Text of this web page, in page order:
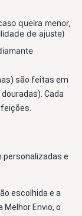
queira menor,
de ajuste)
são feitas em
douradas). Cada
personalizadas e
escolhida e a
Envio, o